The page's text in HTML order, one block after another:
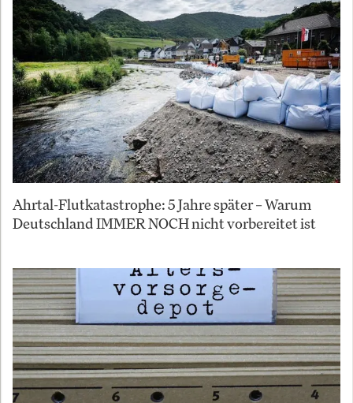
Ahrtal-Flutkatastrophe: 5 Jahre später – Warum
Deutschland IMMER NOCH nicht vorbereitet ist